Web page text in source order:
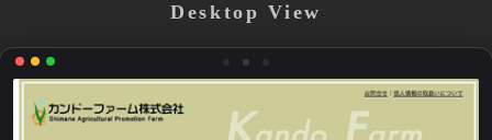
Desktop View